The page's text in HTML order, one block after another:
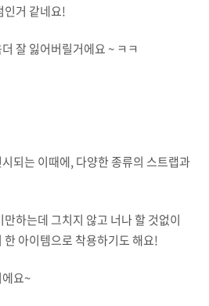
인거 같네요!
잘 잃어버릴거에요 ~ ㅋㅋ
되는 이때에, 다양한 종류의 스트랩과
하는데 그치지 않고 너나 할 것없이
아이템으로 착용하기도 해요!
요~